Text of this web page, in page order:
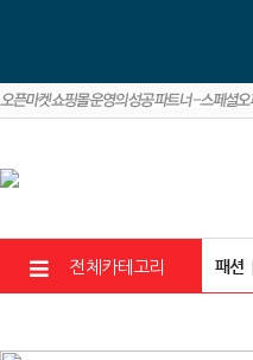
전체카테고리 패션